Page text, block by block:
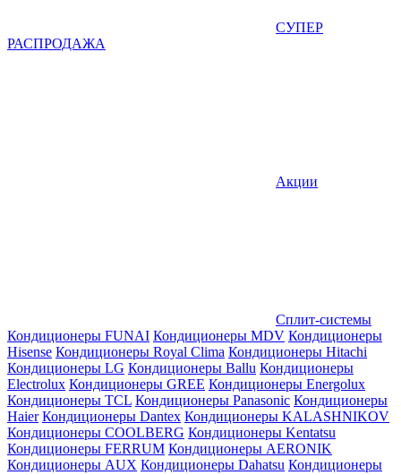
СУПЕР
РАСПРОДАЖА
Акции
Сплит-системы
Кондиционеры FUNAI Кондиционеры MDV Кондиционеры
Hisense Кондиционеры Royal Clima Кондиционеры Hitachi
Кондиционеры LG Кондиционеры Ballu Кондиционеры
Electrolux Кондиционеры GREE Кондиционеры Energolux
Кондиционеры TCL Кондиционеры Panasonic Кондиционеры
Haier Кондиционеры Dantex Кондиционеры KALASHNIKOV
Кондиционеры СOOLBERG Кондиционеры Kentatsu
Кондиционеры FERRUM Кондиционеры AERONIK
Кондиционеры AUX Кондиционеры Dahatsu Кондиционеры